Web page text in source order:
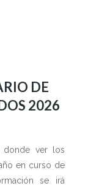
DE
2026
donde ver los
en curso de
se irá